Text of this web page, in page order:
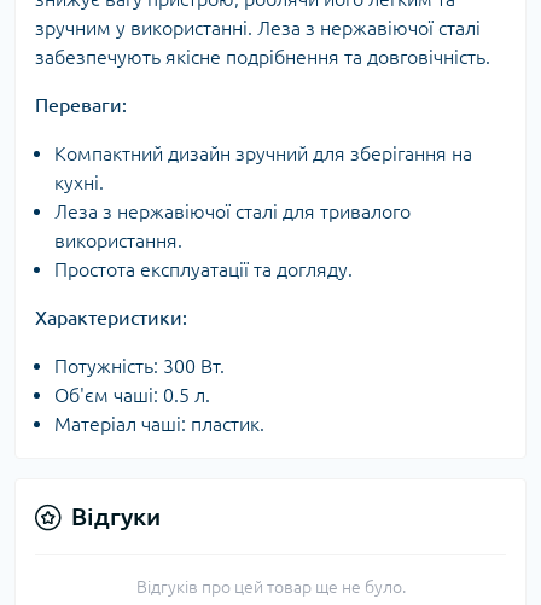
зручним у використанні. Леза з нержавіючої сталі
забезпечують якісне подрібнення та довговічність.
Переваги:
Компактний дизайн зручний для зберігання на
кухні.
Леза з нержавіючої сталі для тривалого
використання.
Простота експлуатації та догляду.
Характеристики:
Потужність: 300 Вт.
Об'єм чаші: 0.5 л.
Матеріал чаші: пластик.
Відгуки
Відгуків про цей товар ще не було.